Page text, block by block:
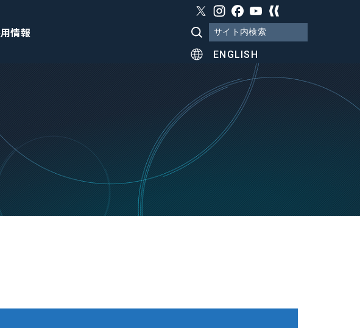
情報
ENGLISH